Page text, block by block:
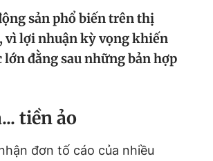
sản phổ biến trên thị
vì lợi nhuận kỳ vọng khiến
đằng sau những bản hợp
tiền ảo
đơn tố cáo của nhiều